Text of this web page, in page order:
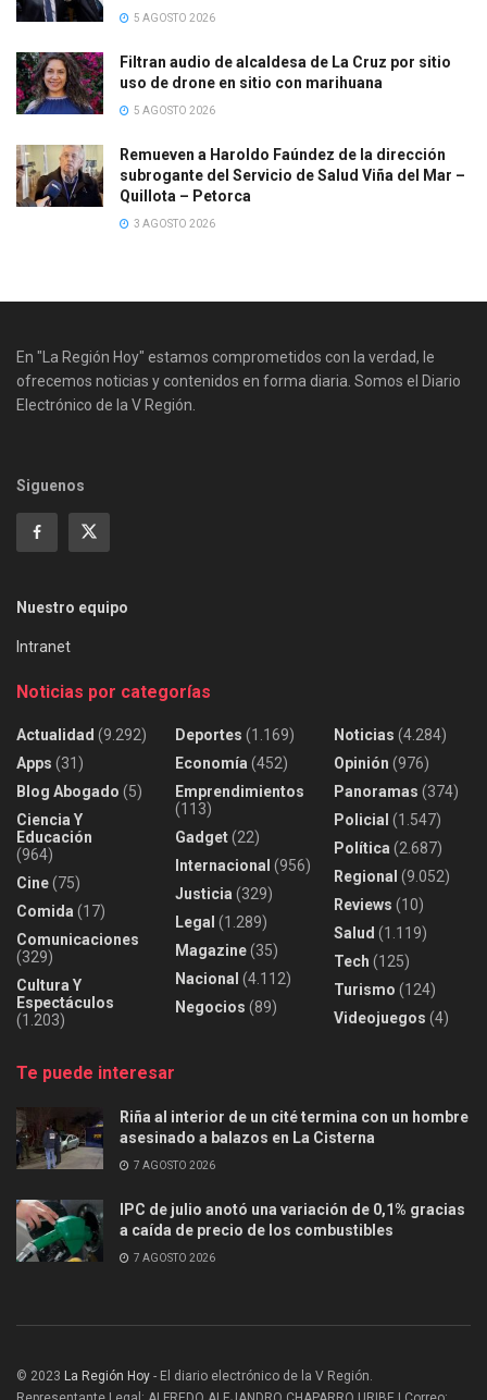
5 AGOSTO 2026
Filtran audio de alcaldesa de La Cruz por sitio
uso de drone en sitio con marihuana
5 AGOSTO 2026
Remueven a Haroldo Faúndez de la dirección
subrogante del Servicio de Salud Viña del Mar –
Quillota – Petorca
3 AGOSTO 2026
En "La Región Hoy" estamos comprometidos con la verdad, le
ofrecemos noticias y contenidos en forma diaria. Somos el Diario
Electrónico de la V Región.
Siguenos
Nuestro equipo
Intranet
Noticias por categorías
Actualidad (9.292)
Apps (31)
Blog Abogado (5)
Ciencia Y
Educación
(964)
Cine(75)
Comida (17)
Comunicaciones
(329)
Cultura Y
Espectáculos
(1.203)
Deportes (1.169)
Economía (452)
Emprendimientos
(113)
Gadget(22)
Internacional (956)
Justicia (329)
Legal (1.289)
Magazine(35)
Nacional (4.112)
Negocios (89)
Noticias (4.284)
Opinión (976)
Panoramas (374)
Policial (1.547)
Política (2.687)
Regional (9.052)
Reviews (10)
Salud (1.119)
Tech (125)
Turismo (124)
Videojuegos (4)
Te puede interesar
Riña al interior de un cité termina con un hombre
asesinado a balazos en La Cisterna
7 AGOSTO 2026
IPC de julio anotó una variación de 0,1% gracias
a caída de precio de los combustibles
7 AGOSTO 2026
© 2023 La Región Hoy - El diario electrónico de la V Región.